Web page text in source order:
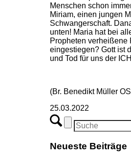
Menschen schon
Miriam, einen jungen
Schwangerschaft.
unten! Maria hat bei
Propheten verheißene
eingestiegen? Gott ist
und Tod für uns der
(Br. Benedikt Müller
25.03.2022
Neueste Beiträge